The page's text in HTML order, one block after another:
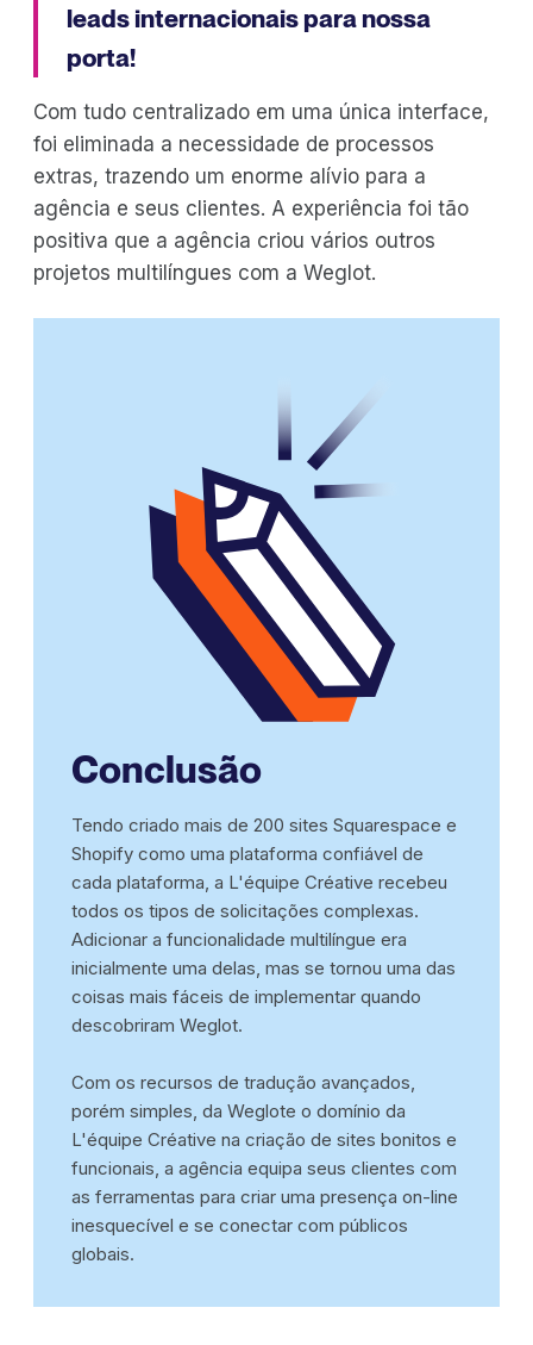
leads internacionais para nossa
porta!
Com tudo centralizado em uma única interface,
foi eliminada a necessidade de processos
extras, trazendo um enorme alívio para a
agência e seus clientes. A experiência foi tão
positiva que a agência criou vários outros
projetos multilíngues com a Weglot.
Conclusão
Tendo criado mais de 200 sites Squarespace e
Shopify como uma plataforma confiável de
cada plataforma, a L'équipe Créative recebeu
todos os tipos de solicitações complexas.
Adicionar a funcionalidade multilíngue era
inicialmente uma delas, mas se tornou uma das
coisas mais fáceis de implementar quando
descobriram Weglot.
Com os recursos de tradução avançados,
porém simples, da Weglote o domínio da
L'équipe Créative na criação de sites bonitos e
funcionais, a agência equipa seus clientes com
as ferramentas para criar uma presença on-line
inesquecível e se conectar com públicos
globais.